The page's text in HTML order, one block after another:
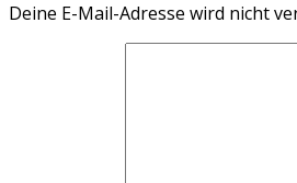
Deine E-Mail-Adresse wird nicht